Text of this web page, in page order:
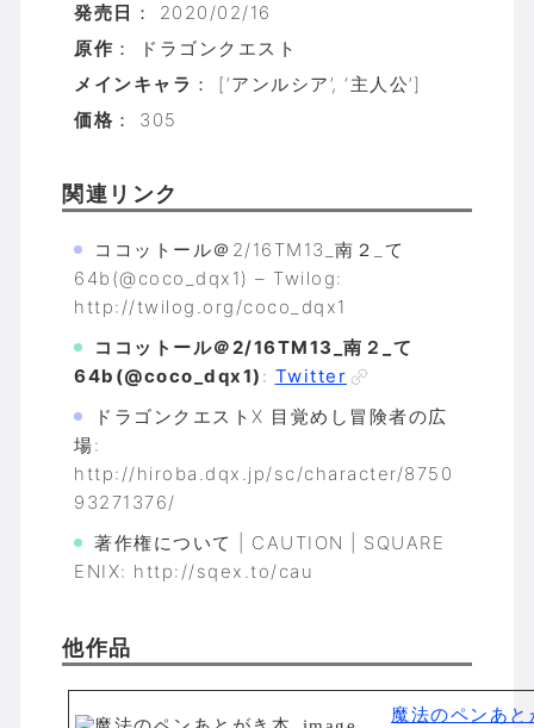
発売日 ： 2020/02/16
原作 ： ドラゴンクエスト
メインキャラ ： [‘アンルシア’, ‘主人公’]
価格 ： 305
関連リンク
ココットール＠2/16TM13_南２_て
64b(@coco_dqx1) – Twilog:
http://twilog.org/coco_dqx1
ココットール＠2/16TM13_南２_て
64b(@coco_dqx1) : Twitter
ドラゴンクエストX 目覚めし冒険者の広
場:
http://hiroba.dqx.jp/sc/character/8750
93271376/
著作権について | CAUTION | SQUARE
ENIX: http://sqex.to/cau
他作品
魔法のペンあと